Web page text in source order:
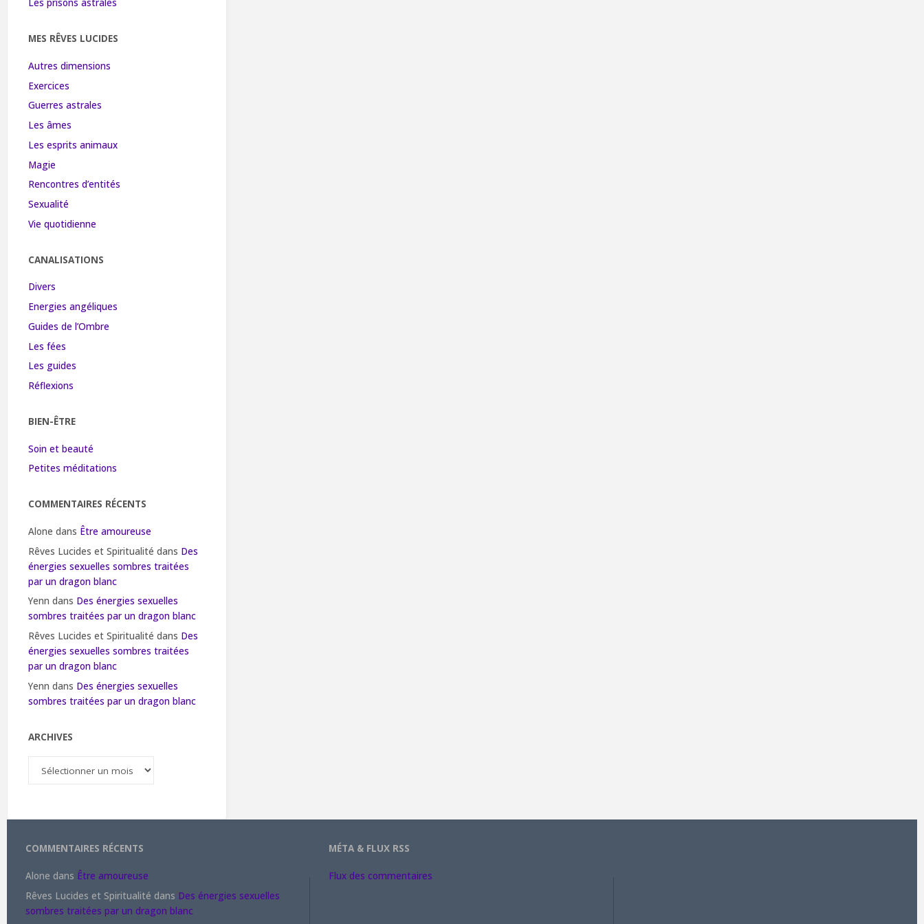
Les prisons astrales
MES RÊVES LUCIDES
Autres dimensions
Exercices
Guerres astrales
Les âmes
Les esprits animaux
Magie
Rencontres d’entités
Sexualité
Vie quotidienne
CANALISATIONS
Divers
Energies angéliques
Guides de l’Ombre
Les fées
Les guides
Réflexions
BIEN-ÊTRE
Soin et beauté
Petites méditations
COMMENTAIRES RÉCENTS
Alone dans Être amoureuse
Rêves Lucides et Spiritualité dans Des
énergies sexuelles sombres traitées
par un dragon blanc
Yenn dans Des énergies sexuelles
sombres traitées par un dragon blanc
Rêves Lucides et Spiritualité dans Des
énergies sexuelles sombres traitées
par un dragon blanc
Yenn dans Des énergies sexuelles
sombres traitées par un dragon blanc
ARCHIVES
COMMENTAIRES RÉCENTS
Alone dans Être amoureuse
Rêves Lucides et Spiritualité dans Des énergies sexuelles
sombres traitées par un dragon blanc
MÉTA & FLUX RSS
Flux des commentaires